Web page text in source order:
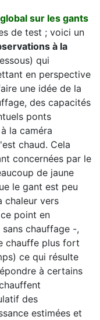
sur les gants
de test ; voici un
à la
qui
en perspective
une idée de la
des capacités
ponts
la caméra
chaud. Cela
concernées par le
de jaune
le gant est peu
chaleur vers
point en
chauffage -,
chauffe plus fort
ce qui résulte
à certains
des
estimées et